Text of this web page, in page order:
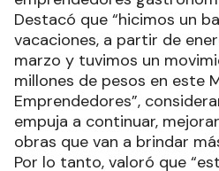
Destacó que “hicimos un
vacaciones, a partir de
marzo y tuvimos un
millones de pesos en este
Emprendedores”,
empuja a continuar,
obras que van a brindar
Por lo tanto, valoró que